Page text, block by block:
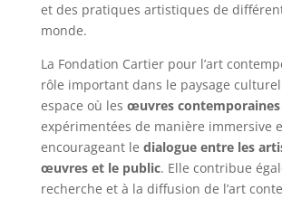
et des pratiques artistiques de
monde.
La Fondation Cartier pour l’art
rôle important dans le paysage
espace où les œuvres contemporaines
expérimentées de manière immersive
encourageant le dialogue entre les
œuvres et le public. Elle contribue
recherche et à la diffusion de l’art